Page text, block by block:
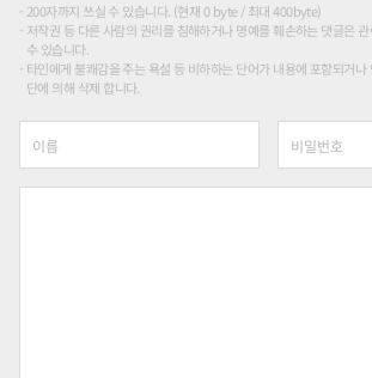
200자까지 쓰실 수 있습니다. (현재 0 byte / 최대 400byte)
저작권 등 다른 사람의 권리를 침해하거나 명예를 훼손하는 댓글은
수 있습니다.
타인에게 불쾌감을 주는 욕설 등 비하하는 단어가 내용에 포함되거
단에 의해 삭제 합니다.